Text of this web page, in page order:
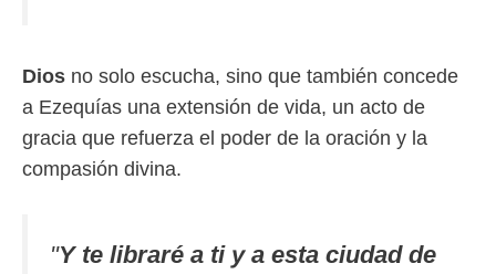
Dios no solo escucha, sino que también concede
a Ezequías una extensión de vida, un acto de
gracia que refuerza el poder de la oración y la
compasión divina.
"Y te libraré a ti y a esta ciudad de